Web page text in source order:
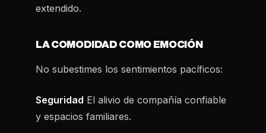
extendido.
LA COMODIDAD COMO EMOCIÓN
No subestimes los sentimientos pacíficos:
Seguridad El alivio de compañía confiable
y espacios familiares.